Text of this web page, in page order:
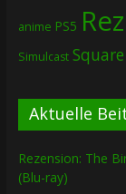
anime PS5
Simulcast
Aktuelle
Rezension: The
(Blu-ray)